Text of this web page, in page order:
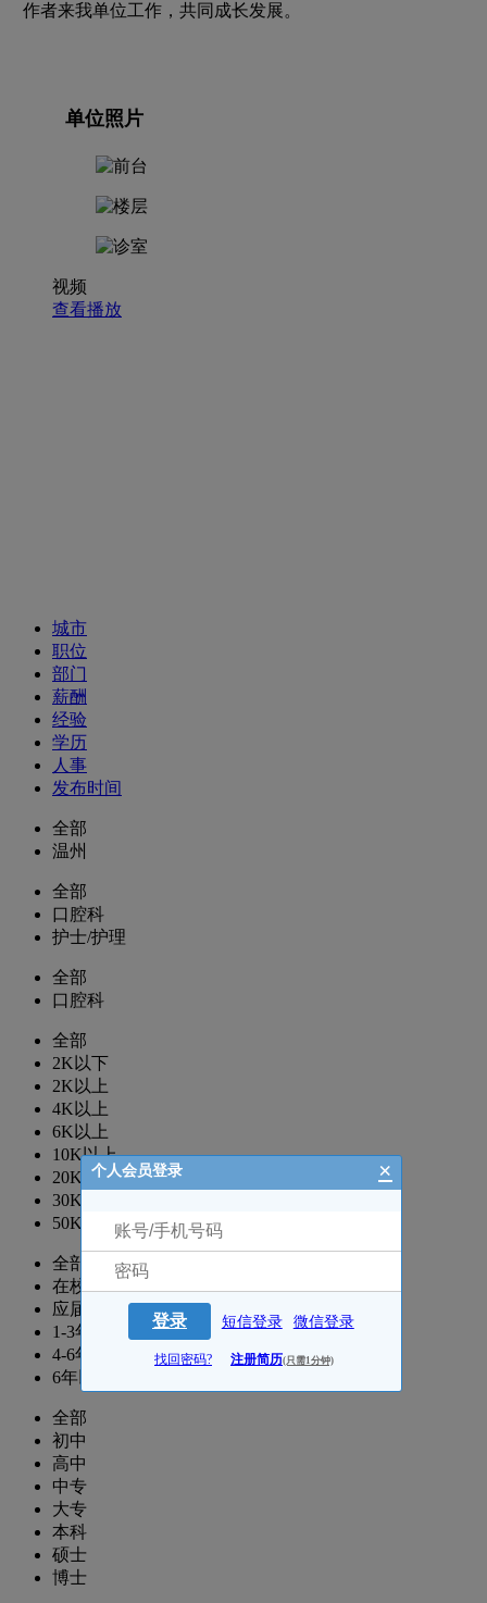
作者来我单位工作，共同成长发展。
单位照片
视频
查看播放
城市
职位
部门
薪酬
经验
学历
人事
发布时间
全部
温州
全部
口腔科
护士/护理
全部
口腔科
全部
2K以下
2K以上
4K以上
6K以上
10K以上
20K以上
30K以上
50K以上
全部
在校生
应届生
1-3年
4-6年
6年以上
全部
初中
高中
中专
大专
本科
硕士
博士
个人会员登录 ×
登录 短信登录 微信登录
找回密码? 注册简历(只需1分钟)